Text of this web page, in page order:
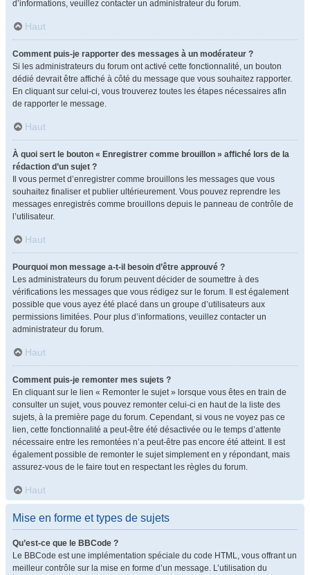
d’informations, veuillez contacter un administrateur du forum.
Haut
Comment puis-je rapporter des messages à un modérateur ?
Si les administrateurs du forum ont activé cette fonctionnalité, un bouton
dédié devrait être affiché à côté du message que vous souhaitez rapporter.
En cliquant sur celui-ci, vous trouverez toutes les étapes nécessaires afin
de rapporter le message.
Haut
À quoi sert le bouton « Enregistrer comme brouillon » affiché lors de la
rédaction d’un sujet ?
Il vous permet d’enregistrer comme brouillons les messages que vous
souhaitez finaliser et publier ultérieurement. Vous pouvez reprendre les
messages enregistrés comme brouillons depuis le panneau de contrôle de
l’utilisateur.
Haut
Pourquoi mon message a-t-il besoin d’être approuvé ?
Les administrateurs du forum peuvent décider de soumettre à des
vérifications les messages que vous rédigez sur le forum. Il est également
possible que vous ayez été placé dans un groupe d’utilisateurs aux
permissions limitées. Pour plus d’informations, veuillez contacter un
administrateur du forum.
Haut
Comment puis-je remonter mes sujets ?
En cliquant sur le lien « Remonter le sujet » lorsque vous êtes en train de
consulter un sujet, vous pouvez remonter celui-ci en haut de la liste des
sujets, à la première page du forum. Cependant, si vous ne voyez pas ce
lien, cette fonctionnalité a peut-être été désactivée ou le temps d’attente
nécessaire entre les remontées n’a peut-être pas encore été atteint. Il est
également possible de remonter le sujet simplement en y répondant, mais
assurez-vous de le faire tout en respectant les règles du forum.
Haut
Mise en forme et types de sujets
Qu’est-ce que le BBCode ?
Le BBCode est une implémentation spéciale du code HTML, vous offrant un
meilleur contrôle sur la mise en forme d’un message. L’utilisation du